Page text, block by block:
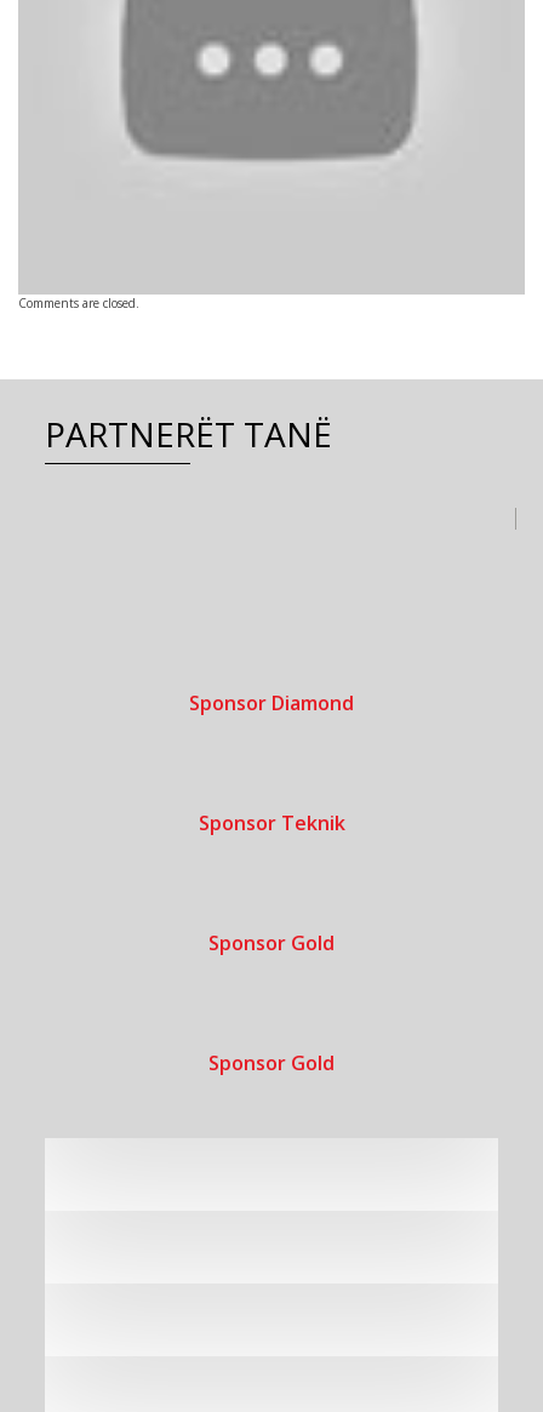
Comments are closed.
PARTNERËT TANË
Sponsor Diamond
Sponsor Teknik
Sponsor Gold
Sponsor Gold